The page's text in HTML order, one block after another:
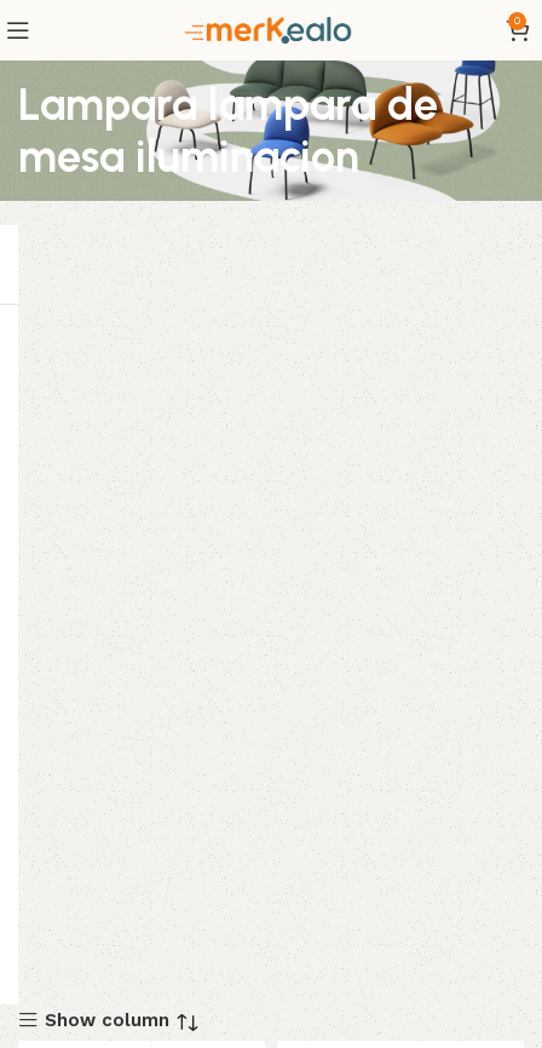
0
Lampara lampara de
mesa iluminacion
Show column